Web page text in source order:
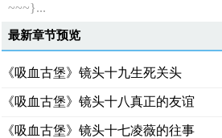
~~~}...
最新章节预览
《吸血古堡》镜头十九生死关头
《吸血古堡》镜头十八真正的友谊
《吸血古堡》镜头十七凌薇的往事